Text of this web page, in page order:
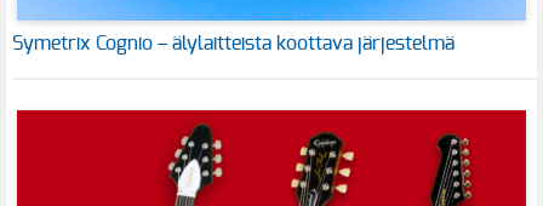
Symetrix Cognio – älylaitteista koottava järjestelmä